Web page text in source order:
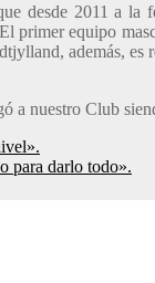
desde 2011 a la
primer equipo
además, es
nuestro Club
para darlo todo».